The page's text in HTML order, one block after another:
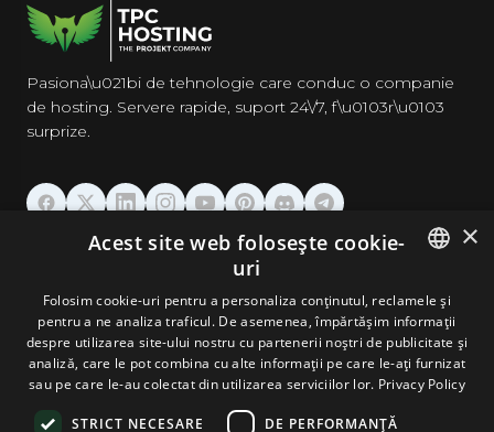
Pasiona\u021bi de tehnologie care conduc o companie
de hosting. Servere rapide, suport 24\/7, f\u0103r\u0103
surprize.
GĂZDUIRE
DOMENII & EMAIL
UNELTE & SECURITATE
COMPANIE
ENGLISH
GERMAN
ROMANIAN
×
Acest site web folosește cookie-
uri
Folosim cookie-uri pentru a personaliza conținutul, reclamele și
pentru a ne analiza traficul. De asemenea, împărtășim informații
despre utilizarea site-ului nostru cu partenerii noștri de publicitate și
analiză, care le pot combina cu alte informații pe care le-ați furnizat
sau pe care le-au colectat din utilizarea serviciilor lor. Privacy Policy
STRICT NECESARE DE PERFORMANȚĂ